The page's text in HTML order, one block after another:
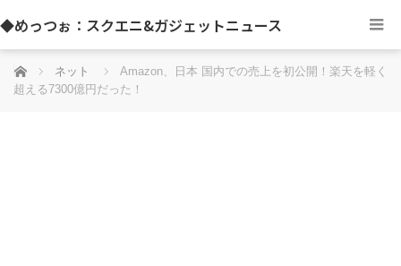
◆めっつぉ：スクエニ&ガジェットニュース
ホーム ネット
Amazon、日本 国内での売上を初公開！楽天を軽く
超える7300億円だった！